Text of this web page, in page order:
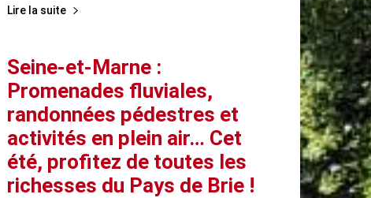
Lire la suite
Seine-et-Marne :
Promenades fluviales,
randonnées pédestres et
activités en plein air… Cet
été, profitez de toutes les
richesses du Pays de Brie !